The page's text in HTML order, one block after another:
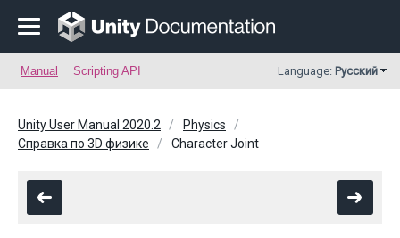
Manual Scripting API Language: Русский
Unity User Manual 2020.2
Physics
Справка по 3D физике
Character Joint